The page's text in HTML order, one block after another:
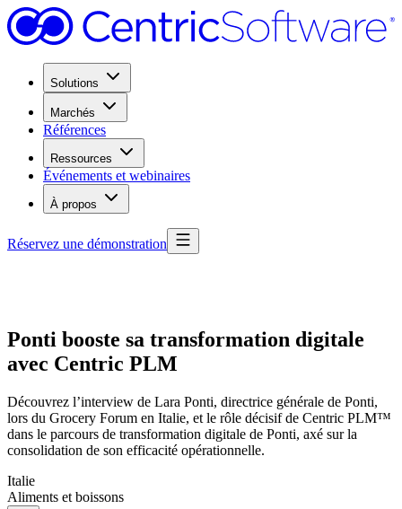
Solutions
Marchés
Références
Ressources
Événements et webinaires
À propos
Réservez une démonstration
Ponti booste sa transformation digitale
avec Centric PLM
Découvrez l’interview de Lara Ponti, directrice générale de Ponti,
lors du Grocery Forum en Italie, et le rôle décisif de Centric PLM™
dans le parcours de transformation digitale de Ponti, axé sur la
consolidation de son efficacité opérationnelle.
Italie
Aliments et boissons